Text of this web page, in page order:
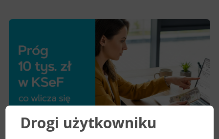
Drogi użytkowniku